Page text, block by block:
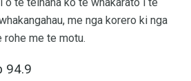
me nga korero ki nga
rohe me te motu.
94.9